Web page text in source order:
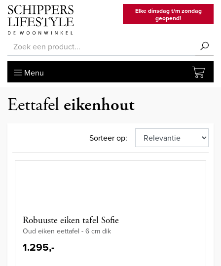
Elke dinsdag t/m zondag
geopend!
Menu
Eettafel eikenhout
Sorteer op:
Robuuste eiken tafel Sofie
Oud eiken eettafel - 6 cm dik
1.295,-